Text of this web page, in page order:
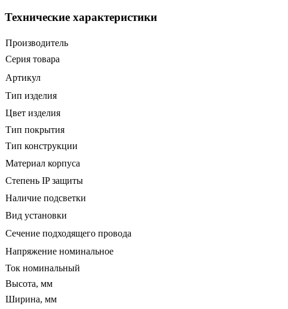
Технические характеристики
Производитель
Серия товара
Артикул
Тип изделия
Цвет изделия
Тип покрытия
Тип конструкции
Материал корпуса
Степень IP защиты
Наличие подсветки
Вид установки
Сечение подходящего провода
Напряжение номинальное
Ток номинальный
Высота, мм
Ширина, мм